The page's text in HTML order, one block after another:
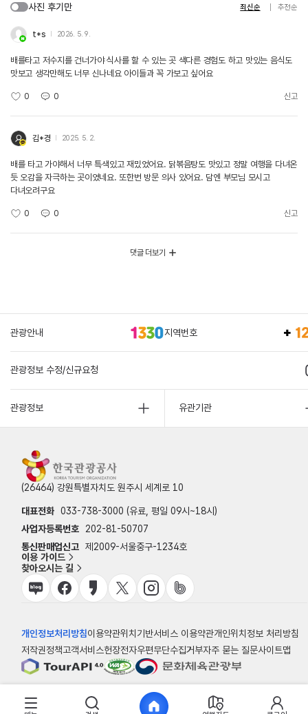
사진 후기만 최신순 추천순
t*s 2026. 5. 9.
배를타고 저수지를 건너가야 식사를 할 수 있는 곳 색다른 경험도 하고 맛있는 음식도
맛보고 생각만해도 너무 신나네요 아이들과 꼭 가보고 싶어요
0 0 신고
김*경 2025. 5. 2.
배를 타고 가야해서 너무 특색있고 재밌었어요. 닭볶음탕도 맛있고 정말 여행을 다녀온
듯 오감을 자극하는 곳이였네요. 또한번 방문 의사 있어요. 담엔 부모님 모시고
다녀오려구요
0 0 신고
댓글 더보기
관광안내 지역번호
관광정보 수정/신규요청
관광정보 유관기관
(26464) 강원특별자치도 원주시 세계로 10
대표전화 033-738-3000 (유료, 평일 09시~18시)
사업자등록번호
202-81-50707
통신판매업신고 제2009-서울중구-1234호
이용 가이드
찾아오시는 길
개인정보처리방침이용약관위치기반서비스 이용약관개인위치정보 처리방침
저작권정책고객서비스헌장전자우편무단수집거부자주 묻는 질문사이트맵
© 한국관광공사